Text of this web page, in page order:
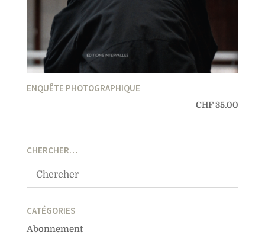
ENQUÊTE PHOTOGRAPHIQUE
CHF35.00
CHERCHER…
CATÉGORIES
Abonnement